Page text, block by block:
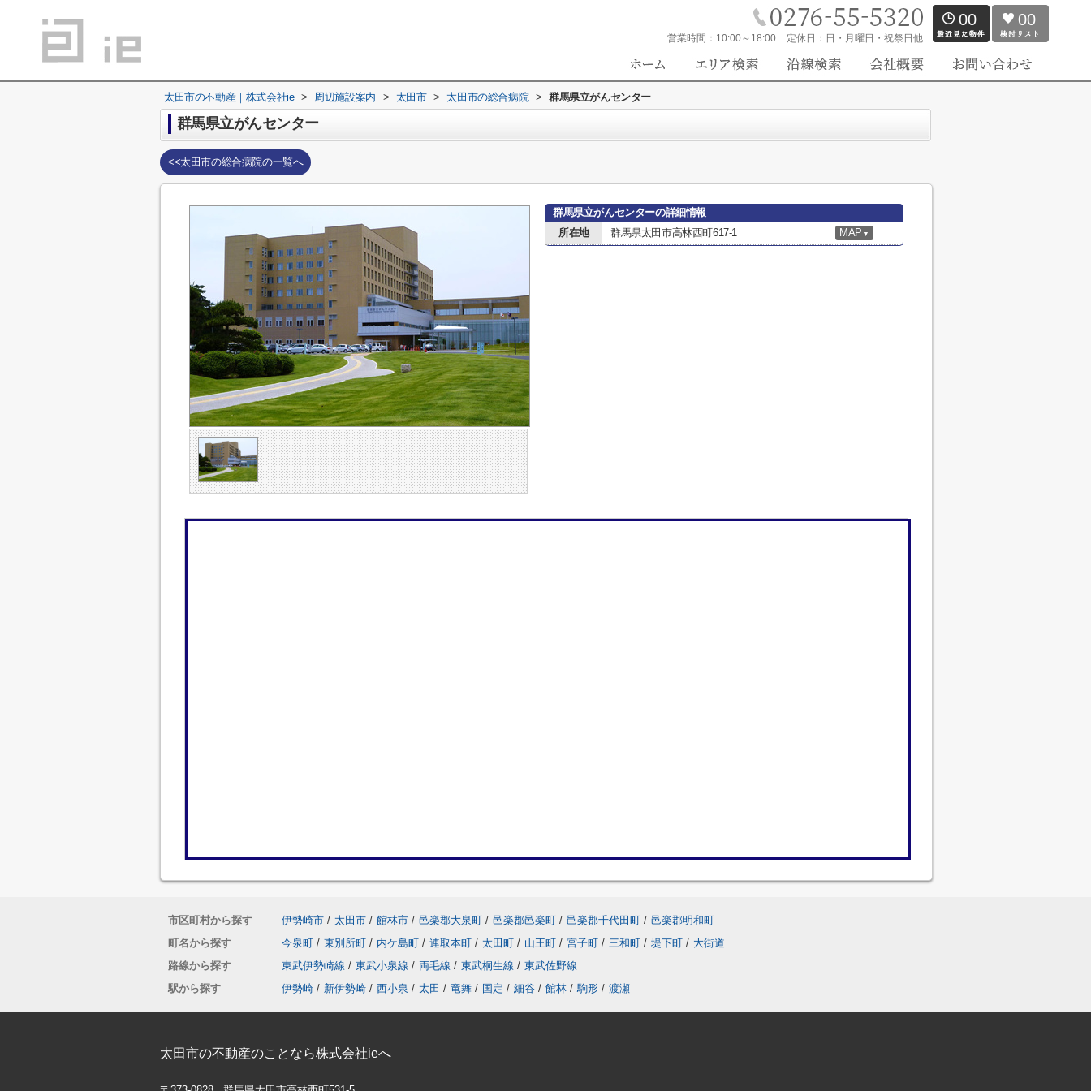
営業時間： 10:00～18:00 定休日： 日・月曜日・祝祭日他
00 00
太田市の不動産｜株式会社ie > 周辺施設案内 > 太田市 > 太田市の総合病院 > 群馬県立がんセンター
群馬県立がんセンター
<<太田市の総合病院の一覧へ
群馬県立がんセンターの詳細情報
所在地
群馬県太田市高林西町617-1 MAP ▼
市区町村から探す 伊勢崎市 / 太田市 / 館林市 / 邑楽郡大泉町 / 邑楽郡邑楽町 / 邑楽郡千代田町 / 邑楽郡明和町
町名から探す
今泉町 / 東別所町 / 内ケ島町 / 連取本町 / 太田町 / 山王町 / 宮子町 / 三和町 / 堤下町 / 大街道
路線から探す
東武伊勢崎線 / 東武小泉線 / 両毛線 / 東武桐生線 / 東武佐野線
駅から探す
伊勢崎 / 新伊勢崎 / 西小泉 / 太田 / 竜舞 / 国定 / 細谷 / 館林 / 駒形 / 渡瀬
太田市の不動産のことなら株式会社ieへ